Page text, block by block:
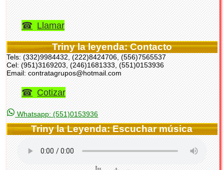
Llamar
Triny la leyenda: Contacto
Tels: (332)9984432, (222)8424706, (556)7565537
Cel: (951)3169203, (246)1681333, (551)0153936
Email: contratagrupos@hotmail.com
Cotizar
Whatsapp: (551)0153936
Triny la Leyenda: Escuchar música